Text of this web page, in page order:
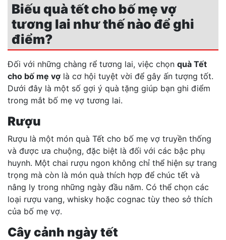
Biếu quà tết cho bố mẹ vợ
tương lai như thế nào để ghi
điểm?
Đối với những chàng rể tương lai, việc chọn quà Tết
cho bố mẹ vợ là cơ hội tuyệt vời để gây ấn tượng tốt.
Dưới đây là một số gợi ý quà tặng giúp bạn ghi điểm
trong mắt bố mẹ vợ tương lai.
Rượu
Rượu là một món quà Tết cho bố mẹ vợ truyền thống
và được ưa chuộng, đặc biệt là đối với các bậc phụ
huynh. Một chai rượu ngon không chỉ thể hiện sự trang
trọng mà còn là món quà thích hợp để chúc tết và
nâng ly trong những ngày đầu năm. Có thể chọn các
loại rượu vang, whisky hoặc cognac tùy theo sở thích
của bố mẹ vợ.
Cây cảnh ngày tết